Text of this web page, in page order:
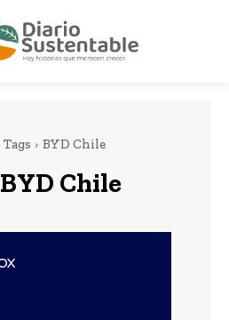
Tags BYD Chile
BYD Chile